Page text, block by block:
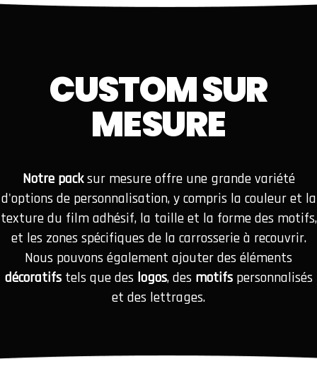
CUSTOM SUR
MESURE
Notre packsur mesure offre une grande variété
d'options de personnalisation, y compris la couleur et la
texture du film adhésif, la taille et la forme des motifs,
et les zones spécifiques de la carrosserie à recouvrir.
Nous pouvons également ajouter des éléments
décoratifstels que des logos, des motifspersonnalisés
et des lettrages.